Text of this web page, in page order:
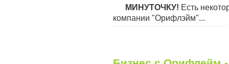
МИНУТОЧКУ! Есть
компании "Орифлэйм"...